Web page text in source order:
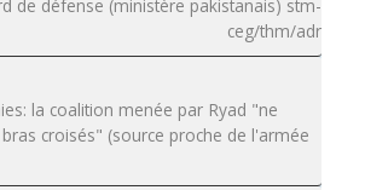
de défense (ministère pakistanais) stm-
ceg/thm/adr
la coalition menée par Ryad "ne
croisés" (source proche de l'armée